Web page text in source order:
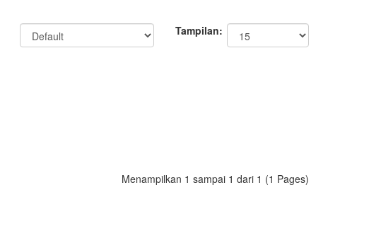
Tampilan:
Menampilkan 1 sampai 1 dari 1 (1 Pages)